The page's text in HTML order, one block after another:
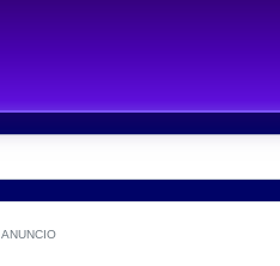
ANUNCIO